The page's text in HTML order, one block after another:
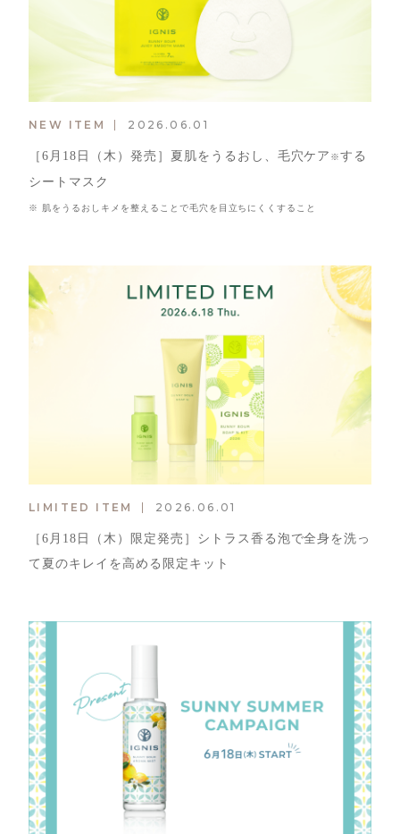
NEW ITEM 2026.06.01
［6月18日（木）発売］夏肌をうるおし、毛穴ケア ※する
シートマスク
※ 肌をうるおしキメを整えることで毛穴を目立ちにくくすること
LIMITED ITEM 2026.06.01
［6月18日（木）限定発売］シトラス香る泡で全身を洗っ
て夏のキレイを高める限定キット